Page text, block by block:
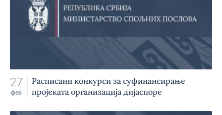
27
феб
Расписани конкурси за суфинансирање
пројеката организација дијаспоре